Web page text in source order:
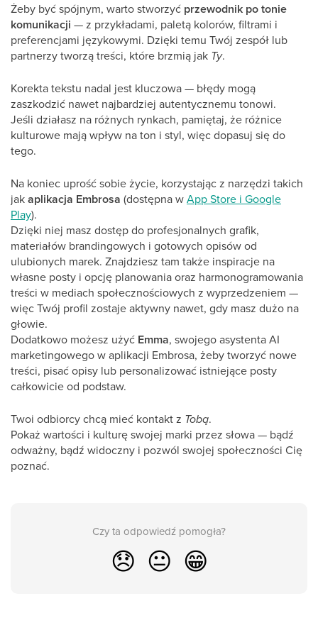
Żeby być spójnym, warto stworzyć przewodnik po tonie
komunikacji — z przykładami, paletą kolorów, filtrami i
preferencjami językowymi. Dzięki temu Twój zespół lub
partnerzy tworzą treści, które brzmią jak Ty.
Korekta tekstu nadal jest kluczowa — błędy mogą
zaszkodzić nawet najbardziej autentycznemu tonowi.
Jeśli działasz na różnych rynkach, pamiętaj, że różnice
kulturowe mają wpływ na ton i styl, więc dopasuj się do
tego.
Na koniec uprość sobie życie, korzystając z narzędzi takich
jakaplikacja Embrosa (dostępna wApp Store i Google
Play).
Dzięki niej masz dostęp do profesjonalnych grafik,
materiałów brandingowych i gotowych opisów od
ulubionych marek. Znajdziesz tam także inspiracje na
własne posty i opcję planowania oraz harmonogramowania
treści w mediach społecznościowych z wyprzedzeniem —
więc Twój profil zostaje aktywny nawet, gdy masz dużo na
głowie.
Dodatkowo możesz użyć Emma, swojego asystenta AI
marketingowego w aplikacji Embrosa, żeby tworzyć nowe
treści, pisać opisy lub personalizować istniejące posty
całkowicie od podstaw.
Twoi odbiorcy chcą mieć kontakt z Tobą.
Pokaż wartości i kulturę swojej marki przez słowa — bądź
odważny, bądź widoczny i pozwól swojej społeczności Cię
poznać.
Czy ta odpowiedź pomogła?
😞 😐 😁